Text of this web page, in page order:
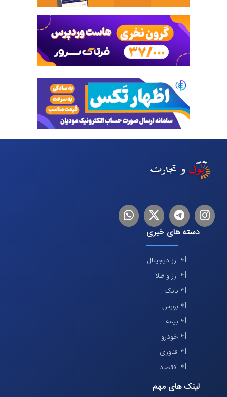
اینستاگرام
تلگرام توییترلینکدین
دسته های خبری
ارز دیجیتال
ارز و طلا
بانک
بورس
بیمه
خودرو
فناوری
اقتصاد
لینک های مهم